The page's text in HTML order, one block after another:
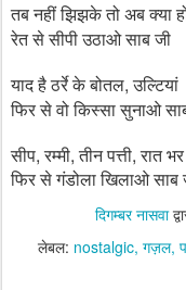
तब नहीं झिझके तो अब क्या
रेत से सीपी उठाओ साब जी
याद है ठर्रे के बोतल, उल्टियां
फिर से वो किस्सा सुनाओ
सीप, रम्मी, तीन पत्ती, रात भर
फिर से गंडोला खिलाओ साब
दिगम्बर नासवा
लेबल: nostalgic गज़ल